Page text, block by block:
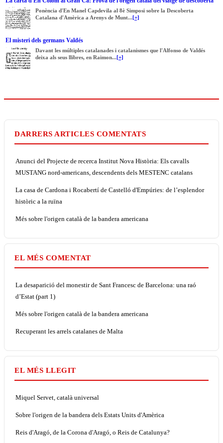
Ponència d'En Manel Capdevila al 8è Simposi sobre la Descoberta
Catalana d'Amèrica a Arenys de Munt... [+]
El misteri dels germans Valdés
Davant les múltiples catalanades i catalanismes que l'Alfonso de Valdés
deixa als seus llibres, en Raimon... [+]
DARRERS ARTICLES COMENTATS
Anunci del Projecte de recerca Institut Nova Història: Els cavalls
MUSTANG nord-americans, descendents dels MESTENC catalans
La casa de Cardona i Rocabertí de Castelló d'Empúries: de l’esplendor
històric a la ruïna
Més sobre l'origen català de la bandera americana
EL MÉS COMENTAT
La desaparició del monestir de Sant Francesc de Barcelona: una raó
d’Estat (part 1)
Més sobre l'origen català de la bandera americana
Recuperant les arrels catalanes de Malta
EL MÉS LLEGIT
Miquel Servet, català universal
Sobre l'origen de la bandera dels Estats Units d'Amèrica
Reis d'Aragó, de la Corona d'Aragó, o Reis de Catalunya?